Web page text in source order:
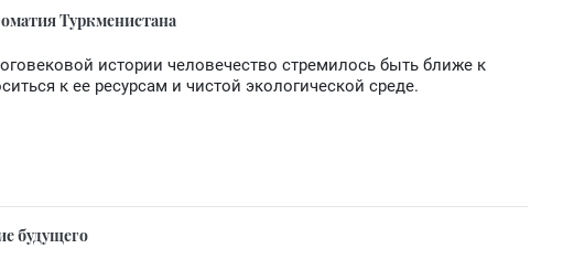
Туркменистана
истории человечество стремилось быть ближе к
к ее ресурсам и чистой экологической среде.
будущего